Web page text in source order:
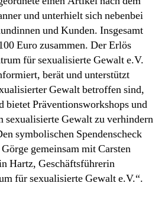
und unterhielt sich nebenbei
und Kunden. Insgesamt
Euro zusammen. Der Erlös
für sexualisierte Gewalt e.V.
berät und unterstützt
Gewalt betroffen sind,
bietet Präventionsworkshops und
sexualisierte Gewalt zu verhindern
symbolischen Spendenscheck
gemeinsam mit Carsten
Hartz, Geschäftsführerin
für sexualisierte Gewalt e.V.“.